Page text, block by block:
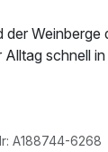
der Weinberge
schnell
A188744-6268